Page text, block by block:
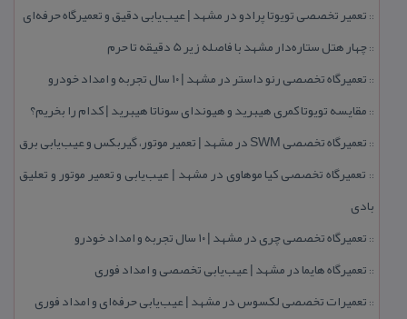
:: تعمیر تخصصی تویوتا پرادو در مشهد | عیب‌یابی دقیق و تعمیرگاه حرفه‌ای
::چهار هتل‌ ستاره‌دار مشهد با فاصله زیر 5 دقیقه تا حرم
:: تعمیرگاه تخصصی رنو داستر در مشهد | ۱۰ سال تجربه و امداد خودرو
:: مقایسه تویوتا كمری هیبرید و هیوندای سوناتا هیبرید | كدام را بخریم؟
:: تعمیرگاه تخصصی SWM در مشهد | تعمیر موتور، گیربكس و عیب‌یابی برق
:: تعمیرگاه تخصصی كیا موهاوی در مشهد | عیب‌یابی و تعمیر موتور و تعلیق
بادی
:: تعمیرگاه تخصصی چری در مشهد | ۱۰ سال تجربه و امداد خودرو
:: تعمیرگاه هایما در مشهد | عیب‌یابی تخصصی و امداد فوری
:: تعمیرات تخصصی لكسوس در مشهد | عیب‌یابی حرفه‌ای و امداد فوری